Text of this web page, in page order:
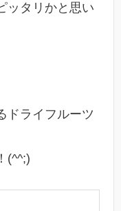
ッタリかと思い
ドライフルーツ
(^^;)